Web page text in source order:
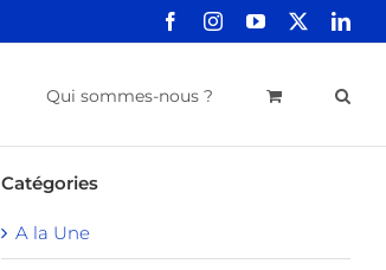
FacebookInstagramYouTube
Qui sommes-nous ?
Catégories
A la Une